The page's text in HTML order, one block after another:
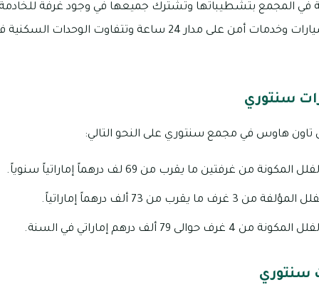
في المجمع بتشطيباتها وتشترك جميعها في وجود غرفة
وجود موقف خاص للسيارات وخدمات أمن على مدار 24 ساعة
سنتوري
تاون هاوس في مجمع سنتوري على النحو التالي:
من غرفتين ما يقرب من 69 لف درهماً إماراتياً سنوياً.
من 73 ألف درهماً إماراتياً.
79 ألف درهم إماراتي في السنة.
سنتوري